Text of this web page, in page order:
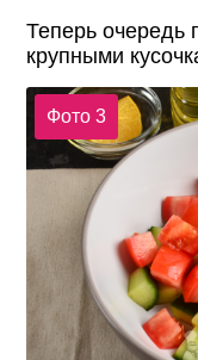
Теперь очередь
крупными
Фото 3